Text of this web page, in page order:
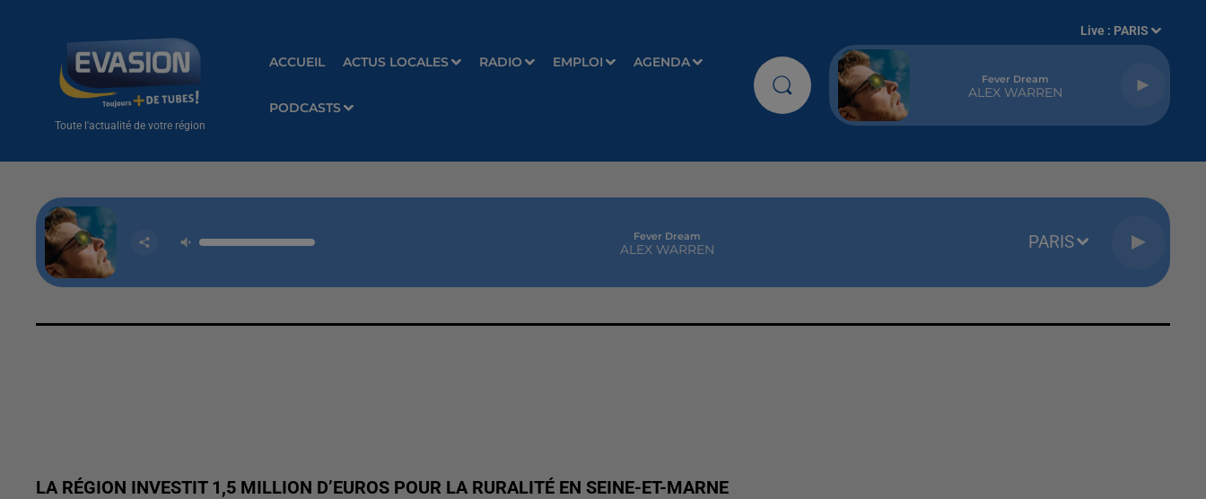
Toute l'actualité de votre région
ACCUEIL ACTUS LOCALES RADIO EMPLOI AGENDA
PODCASTS
Live : PARIS
Fever Dream
ALEX WARREN
Fever Dream
ALEX WARREN PARIS
LA RÉGION INVESTIT 1,5 MILLION D’EUROS POUR LA RURALITÉ EN SEINE-ET-MARNE